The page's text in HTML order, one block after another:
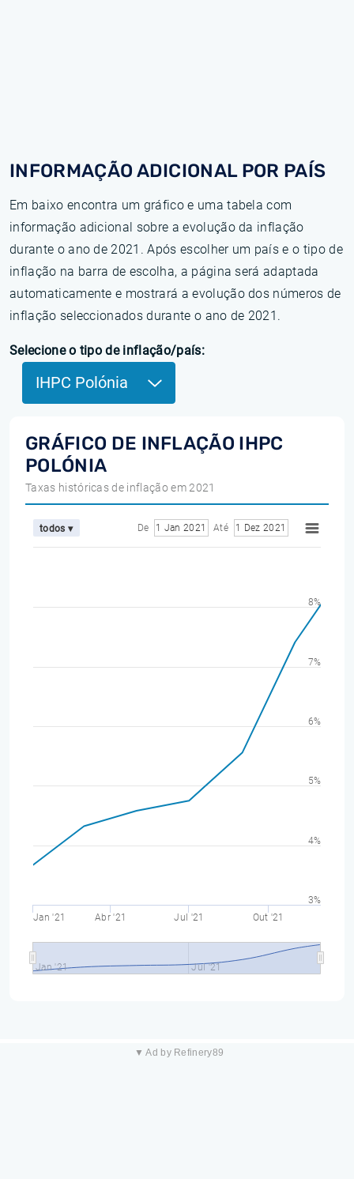
INFORMAÇÃO ADICIONAL POR PAÍS
Em baixo encontra um gráfico e uma tabela com
informação adicional sobre a evolução da inflação
durante o ano de 2021. Após escolher um país e o tipo de
inflação na barra de escolha, a página será adaptada
automaticamente e mostrará a evolução dos números de
inflação seleccionados durante o ano de 2021.
Selecione o tipo de inflação/país:
IHPC Polónia
GRÁFICO DE INFLAÇÃO IHPC
POLÓNIA
Taxas históricas de inflação em 2021
todos ▾ De 1 Jan 2021 Até 1 Dez 2021
Jan '21 Abr '21 Jul '21 Out '21
Jan '21 Jul '21
3%
4%
5%
6%
7%
8%
▼ Ad by Refinery89